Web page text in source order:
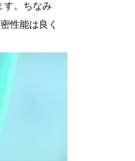
す。ちなみ
性能は良く